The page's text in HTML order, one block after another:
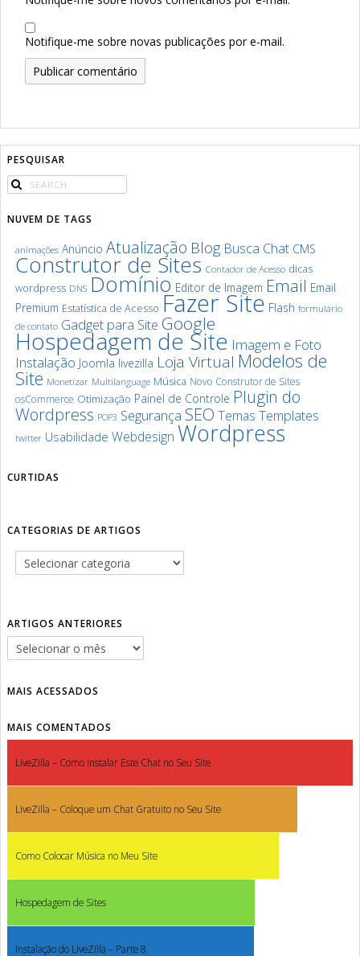
Notifique-me sobre novas publicações por e-mail.
PESQUISAR
NUVEM DE TAGS
animações Anúncio Atualização Blog Busca Chat CMS
Construtor de Sites Contador de Acesso dicas
wordpress DNS Domínio Editor de Imagem Email Email
Premium Estatística de Acesso Fazer Site Flash formulário
de contato Gadget para Site Google
Hospedagem de Site Imagem e Foto
Instalação Joomla livezilla Loja Virtual Modelos de
Site Monetizar Multilanguage Música Novo Construtor de Sites
osCommerce Otimização Painel de Controle Plugin do
Wordpress POP3 Segurança SEO Temas Templates
twitter Usabilidade Webdesign Wordpress
CURTIDAS
CATEGORIAS DE ARTIGOS
ARTIGOS ANTERIORES
MAIS ACESSADOS
MAIS COMENTADOS
LiveZilla – Como Instalar Este Chat no Seu Site
LiveZilla – Coloque um Chat Gratuito no Seu Site
Como Colocar Música no Meu Site
Hospedagem de Sites
Instalação do LiveZilla – Parte 8